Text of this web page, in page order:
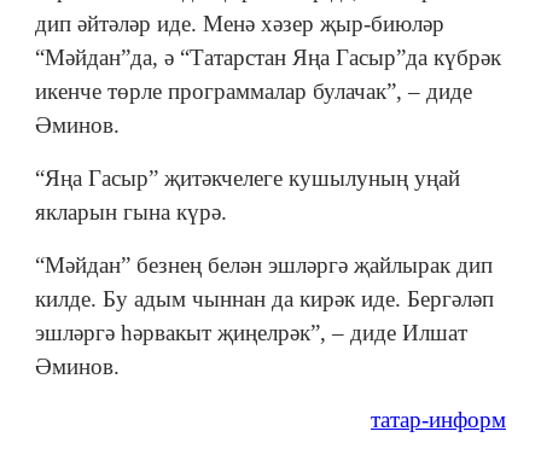
дип әйтәләр иде. Менә хәзер җыр-биюләр
“Мәйдан”да, ә “Татарстан Яңа Гасыр”да күбрәк
икенче төрле программалар булачак”, – диде
Әминов.
“Яңа Гасыр” җитәкчелеге кушылуның уңай
якларын гына күрә.
“Мәйдан” безнең белән эшләргә җайлырак дип
килде. Бу адым чыннан да кирәк иде. Бергәләп
эшләргә һәрвакыт җиңелрәк”, – диде Илшат
Әминов.
татар-информ